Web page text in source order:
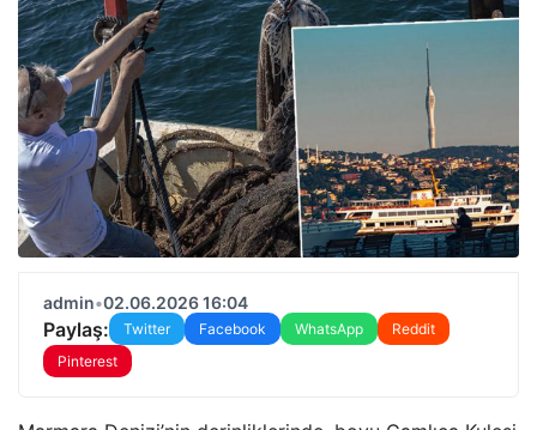
admin•02.06.2026 16:04
Paylaş: Twitter Facebook WhatsApp
Reddit
Pinterest